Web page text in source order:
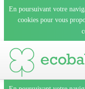
En poursuivant votre
cookies pour vous